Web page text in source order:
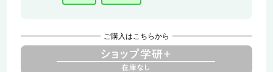
ご購入はこちらから